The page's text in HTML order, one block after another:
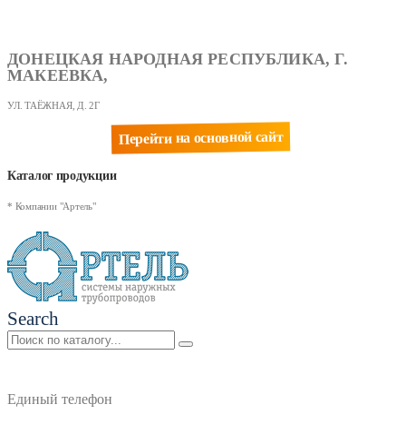
ДОНЕЦКАЯ НАРОДНАЯ РЕСПУБЛИКА, Г.
МАКЕЕВКА,
УЛ. ТАЁЖНАЯ, Д. 2Г
Перейти на основной сайт
Каталог продукции
* Компании "Артель"
Search
Единый телефон